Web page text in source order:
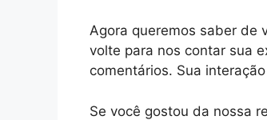
Agora queremos saber de
volte para nos contar sua
comentários. Sua
Se você gostou da nossa